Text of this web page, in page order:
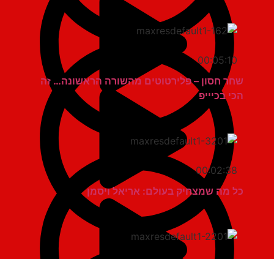
00:05:10
שחר חסון – פלירטוטים מהשורה הראשונה… זה
הכי בכיייפ
00:02:38
כל מה שמצחיק בעולם: אריאל ויסמן